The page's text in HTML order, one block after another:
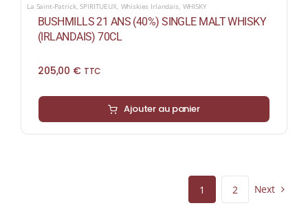
La Saint-Patrick,SPIRITUEUX, Whiskies Irlandais, WHISKY
BUSHMILLS 21 ANS (40%) SINGLE MALT WHISKY
(IRLANDAIS) 70CL
205,00 € TTC
Ajouter au panier
1 2 Next